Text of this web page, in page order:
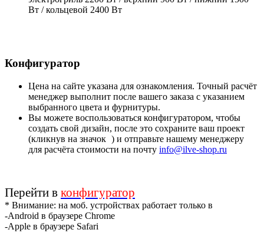
Вт / кольцевой 2400 Вт
Конфигуратор
Цена на сайте указана для ознакомления. Точный расчёт
менеджер выполнит после вашего заказа с указанием
выбранного цвета и фурнитуры.
Вы можете воспользоваться конфигуратором, чтобы
создать свой дизайн, после это сохраните ваш проект
(кликнув на значок ) и отправьте нашему менеджеру
для расчёта стоимости на почту info@ilve-shop.ru
Перейти в конфигуратор
* Внимание: на моб. устройствах работает только в
-Android в браузере Chrome
-Apple в браузере Safari